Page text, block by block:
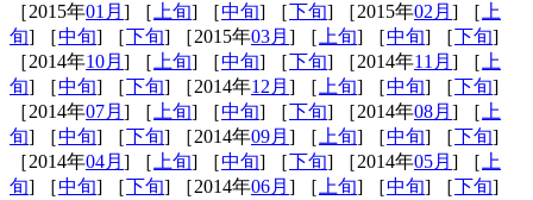
［2015年01月 ] ［上旬] ［中旬] ［ 下旬] ［2015年02月 ] ［上
旬] ［中旬] ［ 下旬] ［2015年03月 ] ［上旬] ［中旬] ［ 下旬]
［2014年10月 ] ［上旬] ［中旬] ［ 下旬] ［2014年11月 ] ［上
旬] ［中旬] ［ 下旬] ［2014年12月 ] ［上旬] ［中旬] ［ 下旬]
［2014年07月 ] ［上旬] ［中旬] ［ 下旬] ［2014年08月 ] ［上
旬] ［中旬] ［ 下旬] ［2014年09月 ] ［上旬] ［中旬] ［ 下旬]
［2014年04月 ] ［上旬] ［中旬] ［ 下旬] ［2014年05月 ] ［上
旬] ［中旬] ［ 下旬] ［2014年06月 ] ［上旬] ［中旬] ［ 下旬]